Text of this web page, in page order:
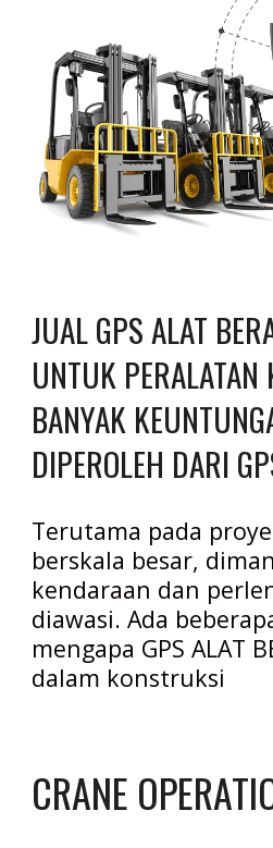
JUAL GPS ALAT
UNTUK PERALATAN
BANYAK
DIPEROLEH DARI
Terutama pada
berskala besar,
kendaraan dan
diawasi. Ada
mengapa GPS ALAT
dalam konstruksi
CRANE